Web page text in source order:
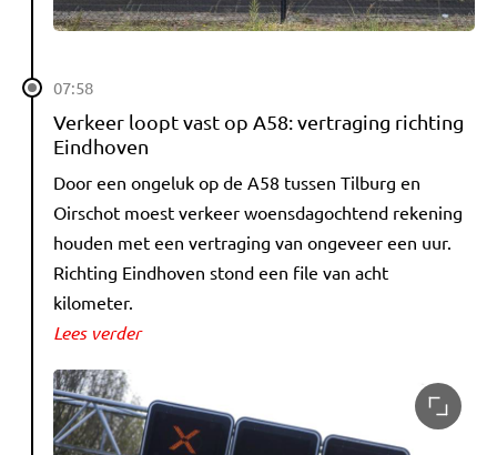
07:58
Verkeer loopt vast op A58: vertraging richting
Eindhoven
Door een ongeluk op de A58 tussen Tilburg en
Oirschot moest verkeer woensdagochtend rekening
houden met een vertraging van ongeveer een uur.
Richting Eindhoven stond een file van acht
kilometer.
Lees verder